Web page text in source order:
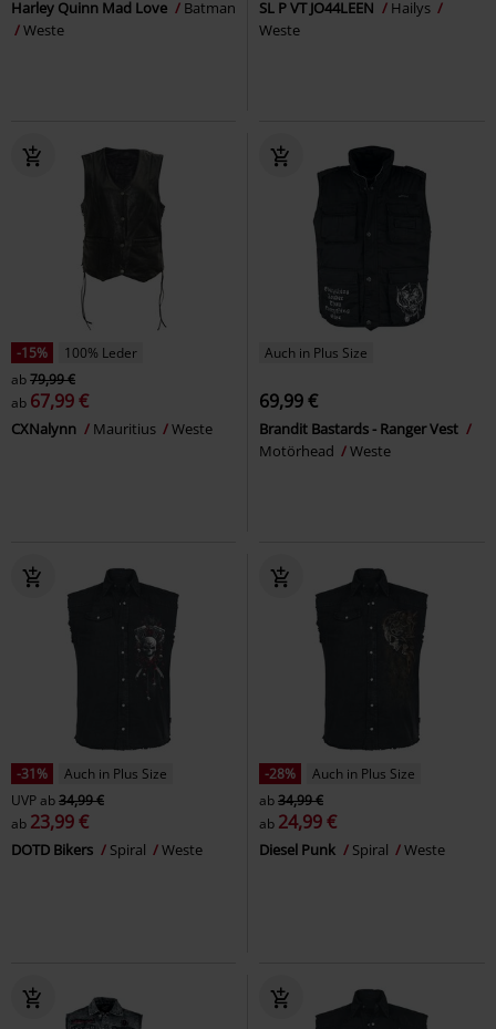
Harley Quinn Mad Love
Batman
Weste
SL P VT JO44LEEN
Hailys
Weste
-15%
100% Leder
ab79,99 €
ab 67,99 €
CXNalynn Mauritius Weste
Auch in Plus Size
69,99 €
Brandit Bastards - Ranger Vest
Motörhead
Weste
-31%
Auch in Plus Size
UVPab34,99 €
ab 23,99 €
DOTD Bikers Spiral Weste
-28%
Auch in Plus Size
ab34,99 €
ab 24,99 €
Diesel Punk Spiral Weste